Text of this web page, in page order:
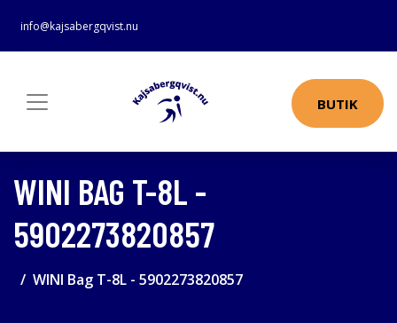
info@kajsabergqvist.nu
BUTIK
WINI BAG T-8L -
5902273820857
WINI Bag T-8L - 5902273820857